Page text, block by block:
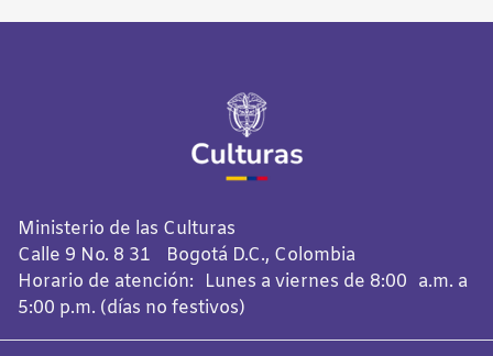
Ministerio de las Culturas
Calle 9 No. 8 31 Bogotá D.C., Colombia
Horario de atención: Lunes a viernes de 8:00 a.m. a
5:00 p.m. (días no festivos)